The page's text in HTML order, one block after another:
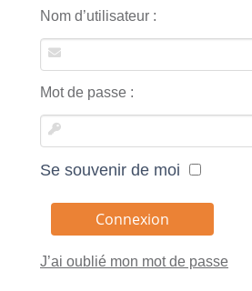
Nom d’utilisateur :
Mot de passe :
Se souvenir de moi
J’ai oublié mon mot de passe